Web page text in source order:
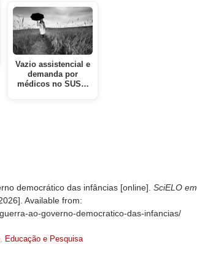
Vazio assistencial e
demanda por
médicos no SUS…
democrático das infâncias [online]. SciELO em
Available from:
ao-governo-democratico-das-infancias/
Educação e Pesquisa